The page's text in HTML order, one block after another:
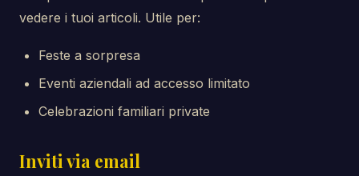
vedere i tuoi articoli. Utile per:
Feste a sorpresa
Eventi aziendali ad accesso limitato
Celebrazioni familiari private
Inviti via email